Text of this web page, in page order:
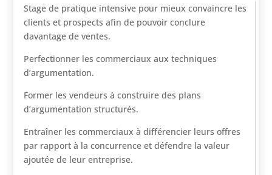
Stage de pratique intensive pour mieux convaincre les
clients et prospects afin de pouvoir conclure
davantage de ventes.
Perfectionner les commerciaux aux techniques
d’argumentation.
Former les vendeurs à construire des plans
d’argumentation structurés.
Entraîner les commerciaux à différencier leurs offres
par rapport à la concurrence et défendre la valeur
ajoutée de leur entreprise.